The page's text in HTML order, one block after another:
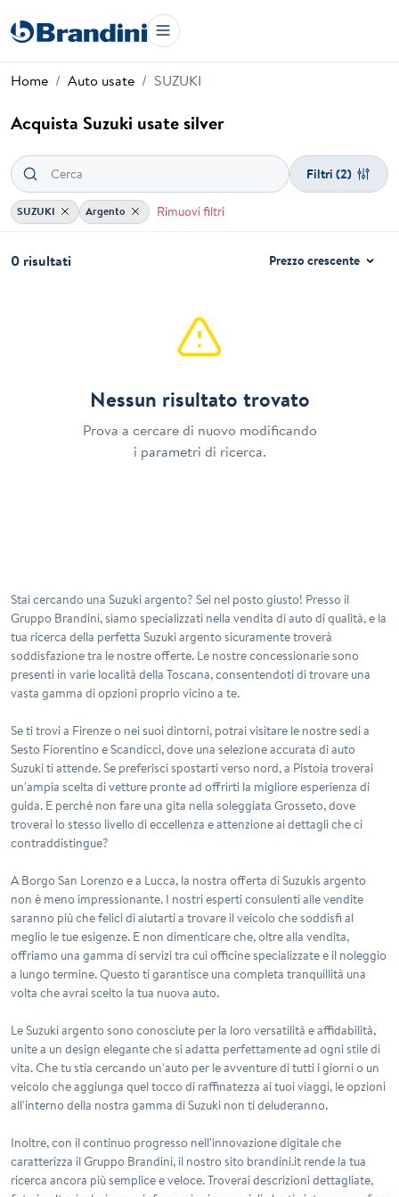
Home Auto usate SUZUKI
Acquista Suzuki usate silver
Filtri (2)
SUZUKI Argento Rimuovi filtri
0 risultati Prezzo crescente
Nessun risultato trovato
Prova a cercare di nuovo modificando
i parametri di ricerca.
Stai cercando una Suzuki argento? Sei nel posto giusto! Presso il
Gruppo Brandini, siamo specializzati nella vendita di auto di qualità, e la
tua ricerca della perfetta Suzuki argentosicuramente troverà
soddisfazione tra le nostre offerte. Le nostre concessionarie sono
presenti in varie località della Toscana, consentendoti di trovare una
vasta gamma di opzioni proprio vicino a te.
Se ti trovi a Firenze o nei suoi dintorni, potrai visitare le nostre sedi a
Sesto Fiorentino e Scandicci, dove una selezione accurata di auto
Suzuki ti attende. Se preferisci spostarti verso nord, a Pistoia troverai
un'ampia scelta di vetture pronte ad offrirti la migliore esperienza di
guida. E perché non fare una gita nella soleggiata Grosseto, dove
troverai lo stesso livello di eccellenza e attenzione ai dettagli che ci
contraddistingue?
A Borgo San Lorenzo e a Lucca, la nostra offerta di Suzukis argento
non è meno impressionante. I nostri esperti consulenti alle vendite
saranno più che felici di aiutarti a trovare il veicolo che soddisfi al
meglio le tue esigenze. E non dimenticare che, oltre alla vendita,
offriamo una gamma di servizi tra cui officine specializzate e il noleggio
a lungo termine. Questo ti garantisce una completa tranquillità una
volta che avrai scelto la tua nuova auto.
Le Suzuki argento sono conosciute per la loro versatilità e affidabilità,
unite a un design elegante che si adatta perfettamente ad ogni stile di
vita. Che tu stia cercando un'auto per le avventure di tutti i giorni o un
veicolo che aggiunga quel tocco di raffinatezza ai tuoi viaggi, le opzioni
all'interno della nostra gamma di Suzuki non ti deluderanno.
Inoltre, con il continuo progresso nell'innovazione digitale che
caratterizza il Gruppo Brandini, il nostro sito brandini.it rende la tua
ricerca ancora più semplice e veloce. Troverai descrizioni dettagliate,